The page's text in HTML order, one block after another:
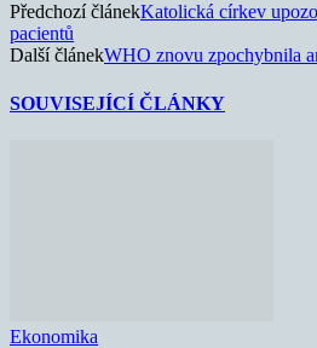
Předchozí článekKatolická církev
pacientů
Další článekWHO znovu zpochybnila
SOUVISEJÍCÍ ČLÁNKY
Ekonomika